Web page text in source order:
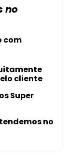
no
com
cliente
Super
no